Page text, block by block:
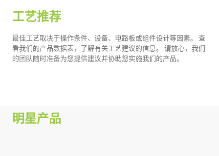
工艺推荐
最佳工艺取决于操作条件、设备、电路板或组件设计等因素。 查
看我们的产品数据表，了解有关工艺建议的信息。 请放心，我们
的团队随时准备为您提供建议并协助您实施我们的产品。
明星产品